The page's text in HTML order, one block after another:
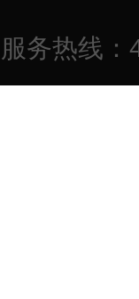
服务热线